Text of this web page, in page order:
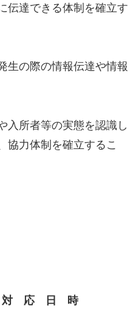
達できる体制を確立す
の際の情報伝達や情報
所者等の実態を認識し
協力体制を確立するこ
対 応 日 時